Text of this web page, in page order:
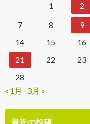
1
2
7
8 9
14
15 16
21
22 23
28
« 1月
3月 »